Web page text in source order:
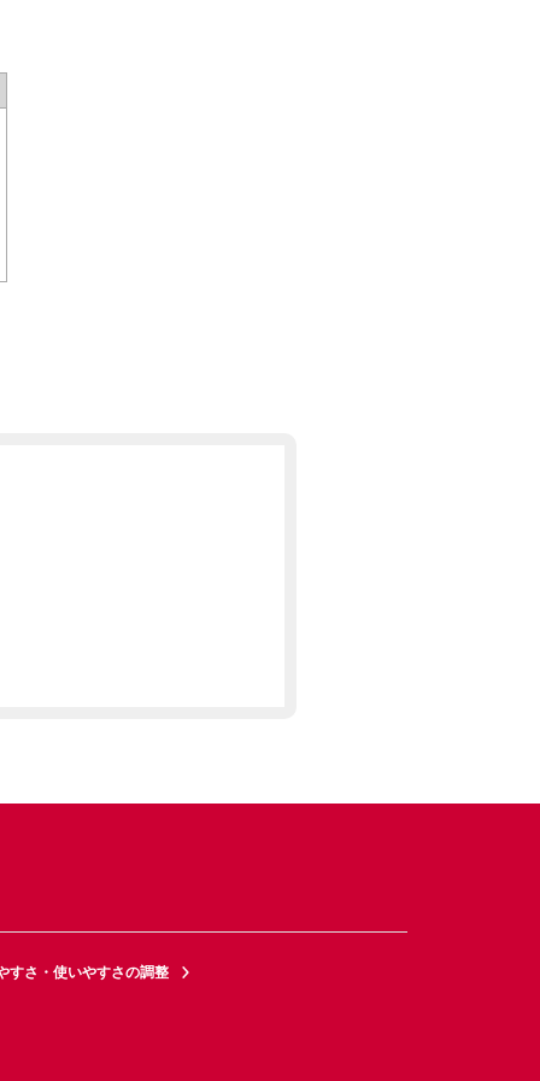
すさ・使いやすさの調整